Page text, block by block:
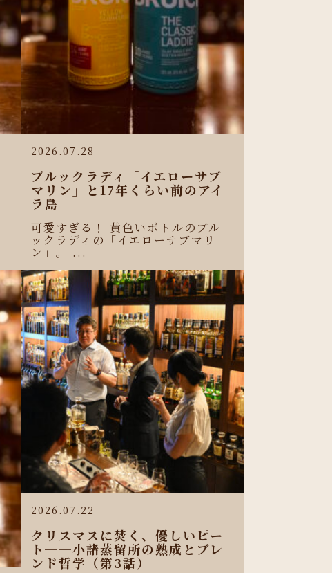
2026.07.28
ブルックラディ「イエローサブ
マリン」と17年くらい前のアイ
ラ島
可愛すぎる！ 黄色いボトルのブル
ックラディの「イエローサブマリ
ン」。 ...
2026.07.22
クリスマスに焚く、優しいピー
ト──小諸蒸留所の熟成とブレ
ンド哲学（第3話）